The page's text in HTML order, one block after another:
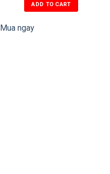
ADD TO CART
Mua ngay